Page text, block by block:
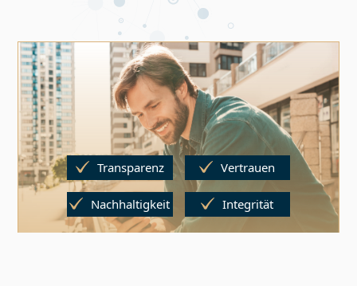
Transparenz Vertrauen
Nachhaltigkeit Integrität